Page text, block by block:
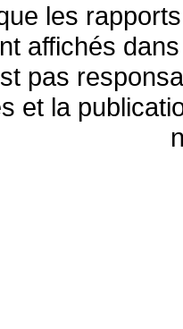
les
affichés
pas
et la